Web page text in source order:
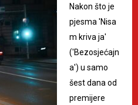
Nakon što je
pjesma 'Nisa
m kriva ja'
('Bezosjećajn
a') u samo
šest dana od
premijere